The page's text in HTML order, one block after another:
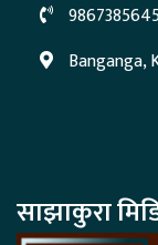
Banganga,
साझाकुरा